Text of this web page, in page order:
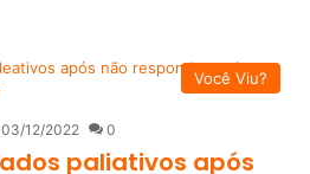
Você Viu?
03/12/2022 0
paliativos após